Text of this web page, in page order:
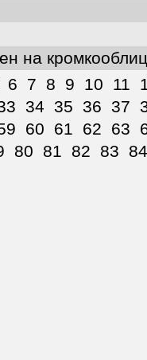
на
6 7 8 9 10 11
34 35 36 37
60 61 62 63
80 81 82 83 84